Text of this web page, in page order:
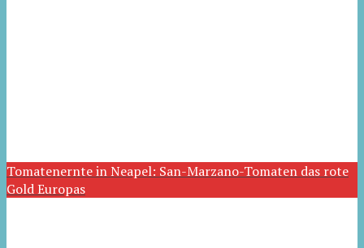
Tomatenernte in Neapel: San-Marzano-Tomaten das rote
Gold Europas